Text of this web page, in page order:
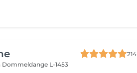
214
Dommeldange L-1453